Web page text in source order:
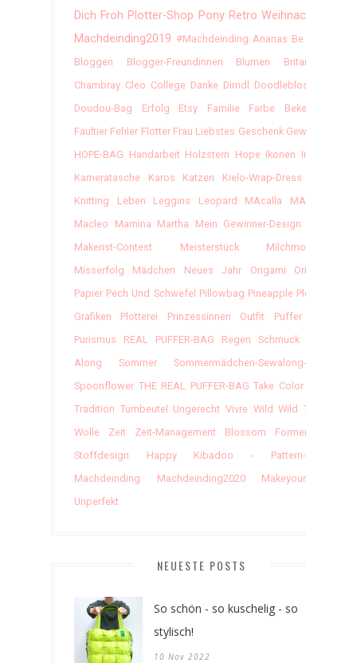
Dich Froh Plotter-Shop Pony Retro Weihnachten
Machdeinding2019 #machdeinding Ananas Be Lazy
Bloggen
Blogger-Freundinnen Blumen
Britannien
Chambray Cleo College Danke Dirndl Doodleblossom
Doudou-Bag
Erfolg Etsy Familie
Farbe Bekennen
Faultier Fehler Flotter Frau Liebstes Geschenk Gewinner
HOPE-BAG Handarbeit Holzstern Hope Ikonen Indien
Kameratasche
Karos Katzen Kielo-Wrap-Dress
Knitting
Leben Leggins Leopard MAcalla
MAvinny
Macleo
Mamina Martha
Mein Gewinner-Design Vom
Makerist-Contest
Meisterstück
Milchmonster
Misserfolg
Mädchen Neues Jahr Origami
Original
Papier Pech Und Schwefel Pillowbag Pineapple Plotter-
Grafiken
Plotterei Prinzessinnen Outfit
Puffer Bag
Purismus
REAL PUFFER-BAG Regen Schmuck
Along
Sommer
Sommermädchen-Sewalong-2017
Spoonflower THE REAL PUFFER-BAG Take Color
Tradition Turnbeutel Ungerecht Vivre Wild Wild Thing
Wolle
Zeit Zeit-Management Blossom
Formenfroh
Stoffdesign
Happy
Kibadoo - Pattern-Hack
Machdeinding
Machdeinding2020
Makeyourthing
Unperfekt
NEUESTE POSTS
So schön - so kuschelig - so
stylisch!
10 Nov 2022